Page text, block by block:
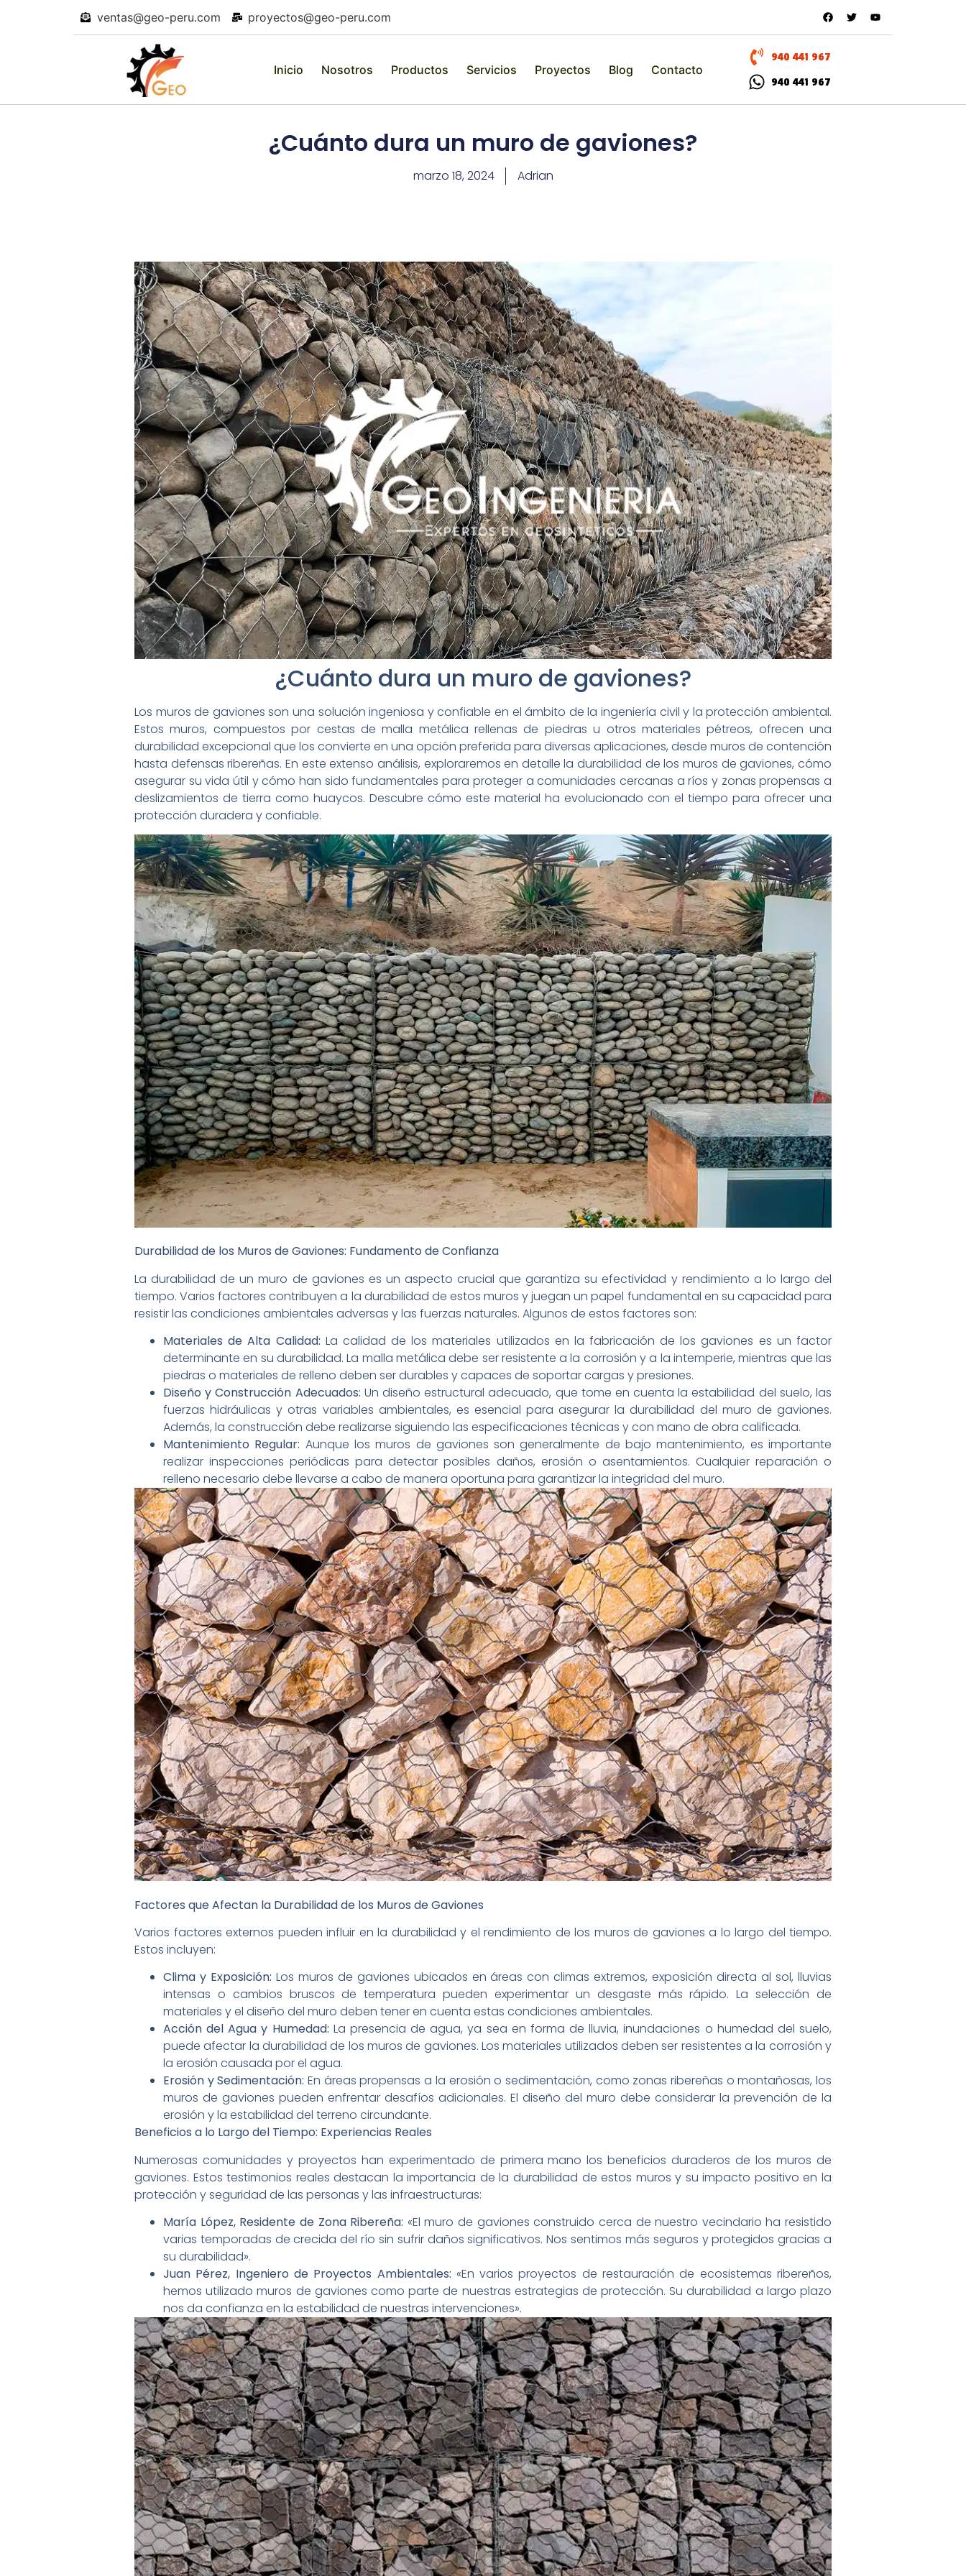
ventas@geo-peru.com proyectos@geo-peru.com
Inicio Nosotros Productos Servicios Proyectos Blog Contacto
940 441 967
940 441 967
¿Cuánto dura un muro de gaviones?
marzo 18, 2024 Adrian
¿Cuánto dura un muro de gaviones?
Los muros de gaviones son una solución ingeniosa y confiable en el ámbito de la ingeniería civil y la protección ambiental.
Estos muros, compuestos por cestas de malla metálica rellenas de piedras u otros materiales pétreos, ofrecen una
durabilidad excepcional que los convierte en una opción preferida para diversas aplicaciones, desde muros de contención
hasta defensas ribereñas. En este extenso análisis, exploraremos en detalle la durabilidad de los muros de gaviones, cómo
asegurar su vida útil y cómo han sido fundamentales para proteger a comunidades cercanas a ríos y zonas propensas a
deslizamientos de tierra como huaycos. Descubre cómo este material ha evolucionado con el tiempo para ofrecer una
protección duradera y confiable.
Durabilidad de los Muros de Gaviones: Fundamento de Confianza
La durabilidad de un muro de gaviones es un aspecto crucial que garantiza su efectividad y rendimiento a lo largo del
tiempo. Varios factores contribuyen a la durabilidad de estos muros y juegan un papel fundamental en su capacidad para
resistir las condiciones ambientales adversas y las fuerzas naturales. Algunos de estos factores son:
Materiales de Alta Calidad: La calidad de los materiales utilizados en la fabricación de los gaviones es un factor
determinante en su durabilidad. La malla metálica debe ser resistente a la corrosión y a la intemperie, mientras que las
piedras o materiales de relleno deben ser durables y capaces de soportar cargas y presiones.
Diseño y Construcción Adecuados: Un diseño estructural adecuado, que tome en cuenta la estabilidad del suelo, las
fuerzas hidráulicas y otras variables ambientales, es esencial para asegurar la durabilidad del muro de gaviones.
Además, la construcción debe realizarse siguiendo las especificaciones técnicas y con mano de obra calificada.
Mantenimiento Regular: Aunque los muros de gaviones son generalmente de bajo mantenimiento, es importante
realizar inspecciones periódicas para detectar posibles daños, erosión o asentamientos. Cualquier reparación o
relleno necesario debe llevarse a cabo de manera oportuna para garantizar la integridad del muro.
Factores que Afectan la Durabilidad de los Muros de Gaviones
Varios factores externos pueden influir en la durabilidad y el rendimiento de los muros de gaviones a lo largo del tiempo.
Estos incluyen:
Clima y Exposición: Los muros de gaviones ubicados en áreas con climas extremos, exposición directa al sol, lluvias
intensas o cambios bruscos de temperatura pueden experimentar un desgaste más rápido. La selección de
materiales y el diseño del muro deben tener en cuenta estas condiciones ambientales.
Acción del Agua y Humedad: La presencia de agua, ya sea en forma de lluvia, inundaciones o humedad del suelo,
puede afectar la durabilidad de los muros de gaviones. Los materiales utilizados deben ser resistentes a la corrosión y
la erosión causada por el agua.
Erosión y Sedimentación: En áreas propensas a la erosión o sedimentación, como zonas ribereñas o montañosas, los
muros de gaviones pueden enfrentar desafíos adicionales. El diseño del muro debe considerar la prevención de la
erosión y la estabilidad del terreno circundante.
Beneficios a lo Largo del Tiempo: Experiencias Reales
Numerosas comunidades y proyectos han experimentado de primera mano los beneficios duraderos de los muros de
gaviones. Estos testimonios reales destacan la importancia de la durabilidad de estos muros y su impacto positivo en la
protección y seguridad de las personas y las infraestructuras:
María López, Residente de Zona Ribereña: «El muro de gaviones construido cerca de nuestro vecindario ha resistido
varias temporadas de crecida del río sin sufrir daños significativos. Nos sentimos más seguros y protegidos gracias a
su durabilidad».
Juan Pérez, Ingeniero de Proyectos Ambientales: «En varios proyectos de restauración de ecosistemas ribereños,
hemos utilizado muros de gaviones como parte de nuestras estrategias de protección. Su durabilidad a largo plazo
nos da confianza en la estabilidad de nuestras intervenciones».